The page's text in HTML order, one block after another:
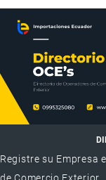
Registre su Empresa